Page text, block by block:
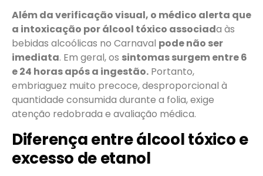
Além da verificação visual, o médico alerta que
a intoxicação por álcool tóxico associada às
bebidas alcoólicas no Carnaval pode não ser
imediata. Em geral, os sintomas surgem entre 6
e 24 horas após a ingestão. Portanto,
embriaguez muito precoce, desproporcional à
quantidade consumida durante a folia, exige
atenção redobrada e avaliação médica.
Diferença entre álcool tóxico e
excesso de etanol